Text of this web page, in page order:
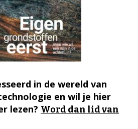
in de wereld van
en wil je hier
lezen? Word dan lid van